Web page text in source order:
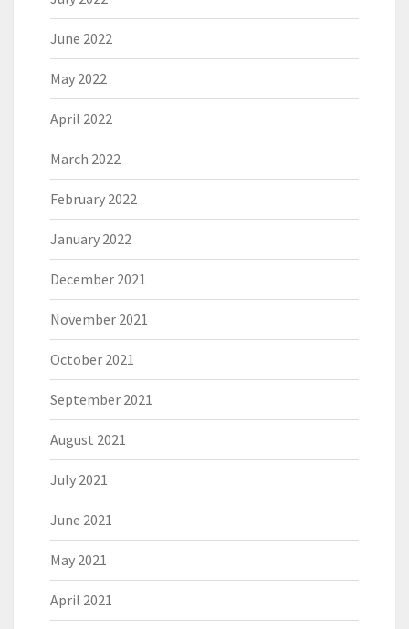
June 2022
May 2022
April 2022
March 2022
February 2022
January 2022
December 2021
November 2021
October 2021
September 2021
August 2021
July 2021
June 2021
May 2021
April 2021